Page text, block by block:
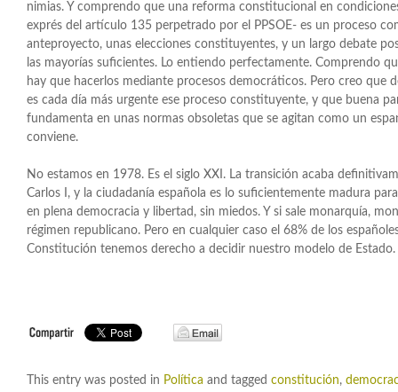
nimias. Y comprendo que una reforma constitucional en
exprés del artículo 135 perpetrado por el PPSOE- es un proceso
anteproyecto, unas elecciones constituyentes, y un largo debate
las mayorías suficientes. Lo entiendo perfectamente. Comprendo
hay que hacerlos mediante procesos democráticos. Pero creo que
es cada día más urgente ese proceso constituyente, y que buena
fundamenta en unas normas obsoletas que se agitan como un
conviene.
No estamos en 1978. Es el siglo XXI. La transición acaba
Carlos I, y la ciudadanía española es lo suficientemente madura
en plena democracia y libertad, sin miedos. Y si sale monarquía,
régimen republicano. Pero en cualquier caso el 68% de los
Constitución tenemos derecho a decidir nuestro modelo de Estado.
This entry was posted in Política and tagged constitución,